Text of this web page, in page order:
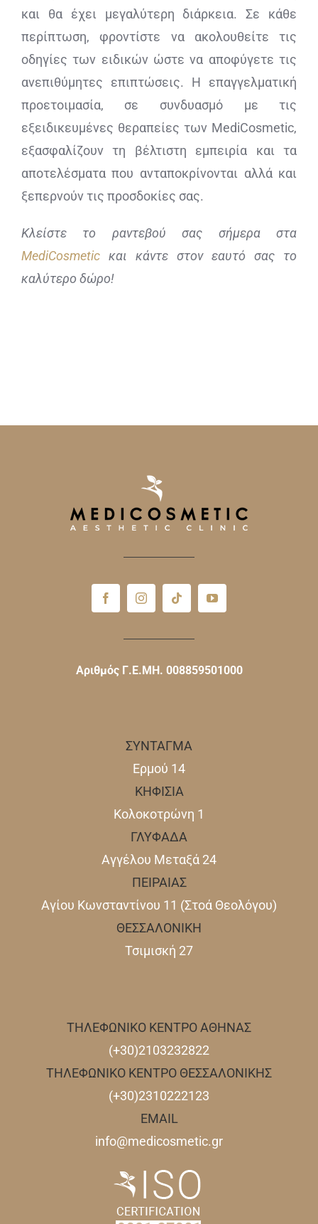
και θα έχει μεγαλύτερη διάρκεια. Σε κάθε
περίπτωση, φροντίστε να ακολουθείτε τις
οδηγίες των ειδικών ώστε να αποφύγετε τις
ανεπιθύμητες επιπτώσεις. Η επαγγελματική
προετοιμασία, σε συνδυασμό με τις
εξειδικευμένες θεραπείες των MediCosmetic,
εξασφαλίζουν τη βέλτιστη εμπειρία και τα
αποτελέσματα που ανταποκρίνονται αλλά και
ξεπερνούν τις προσδοκίες σας.
Κλείστε το ραντεβού σας σήμερα στα
MediCosmeticκαι κάντε στον εαυτό σας το
καλύτερο δώρο!
Αριθμός Γ.Ε.ΜΗ. 008859501000
ΣΥΝΤΑΓΜΑ
Ερμού 14
ΚΗΦΙΣΙΑ
Κολοκοτρώνη 1
ΓΛΥΦΑΔΑ
Αγγέλου Μεταξά 24
ΠΕΙΡΑΙΑΣ
Αγίου Κωνσταντίνου 11 (Στοά Θεολόγου)
ΘΕΣΣΑΛΟΝΙΚΗ
Τσιμισκή 27
ΤΗΛΕΦΩΝΙΚΟ ΚΕΝΤΡΟ ΑΘΗΝΑΣ
(+30)2103232822
ΤΗΛΕΦΩΝΙΚΟ ΚΕΝΤΡΟ ΘΕΣΣΑΛΟΝΙΚΗΣ
(+30)2310222123
EMAIL
info@medicosmetic.gr